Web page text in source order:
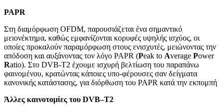
PAPR
Στη διαμόρφωση OFDM, παρουσιάζεται ένα σημαντικό
μειονέκτημα, καθώς εμφανίζονται κορυφές υψηλής ισχύος, οι
οποίες προκαλούν παραμόρφωση στους ενισχυτές, μειώνοντας την
απόδοση και αυξάνοντας τον λόγο PAPR (Peak to Average Power
Ratio). Στο DVB-T2 έχουμε ισχυρή βελτίωση του παραπάνω
φαινομένου, κρατώντας κάποιες υπο-φέρουσες σαν δείγματα
κανονικής κατάστασης, για διόρθωση του PAPR κατά την εκπομπή
Άλλες καινοτομίες του DVB–T2